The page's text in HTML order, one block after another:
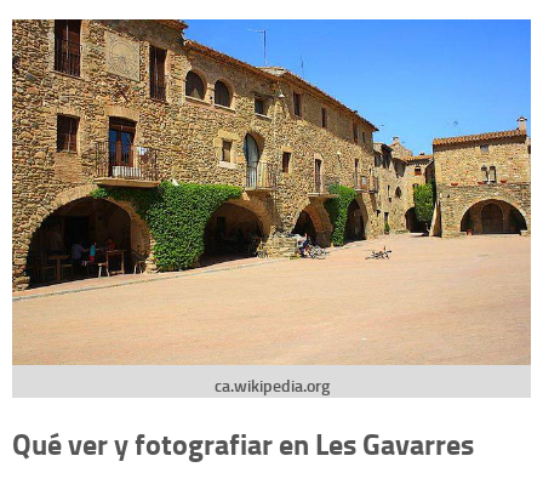
ca.wikipedia.org
Qué ver y fotografiar en Les Gavarres